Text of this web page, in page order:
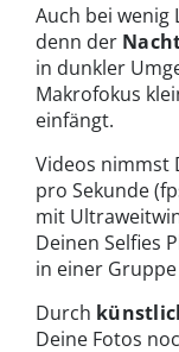
Auch bei wenig
denn der
in dunkler
Makrofokus
einfängt.
Videos nimmst
pro Sekunde
mit
Deinen Selfies
in einer
Durch
Deine Fotos